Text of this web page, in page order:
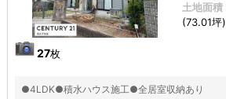
27枚
土地面積
(73.01坪)
●4LDK●積水ハウス施工●全居室収納あり